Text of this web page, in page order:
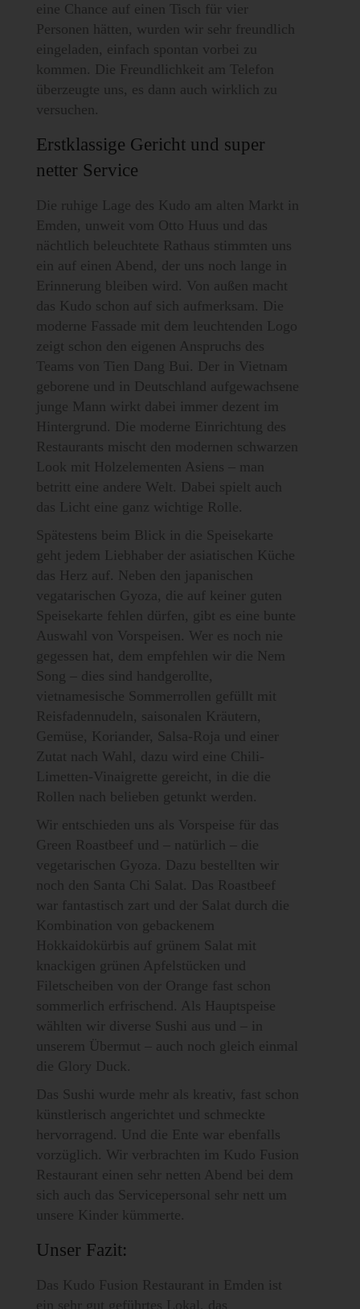
eine Chance auf einen Tisch für vier
Personen hätten, wurden wir sehr freundlich
eingeladen, einfach spontan vorbei zu
kommen. Die Freundlichkeit am Telefon
überzeugte uns, es dann auch wirklich zu
versuchen.
Erstklassige Gericht und super
netter Service
Die ruhige Lage des Kudo am alten Markt in
Emden, unweit vom Otto Huus und das
nächtlich beleuchtete Rathaus stimmten uns
ein auf einen Abend, der uns noch lange in
Erinnerung bleiben wird. Von außen macht
das Kudo schon auf sich aufmerksam. Die
moderne Fassade mit dem leuchtenden Logo
zeigt schon den eigenen Anspruchs des
Teams von Tien Dang Bui. Der in Vietnam
geborene und in Deutschland aufgewachsene
junge Mann wirkt dabei immer dezent im
Hintergrund. Die moderne Einrichtung des
Restaurants mischt den modernen schwarzen
Look mit Holzelementen Asiens – man
betritt eine andere Welt. Dabei spielt auch
das Licht eine ganz wichtige Rolle.
Spätestens beim Blick in die Speisekarte
geht jedem Liebhaber der asiatischen Küche
das Herz auf. Neben den japanischen
vegatarischen Gyoza, die auf keiner guten
Speisekarte fehlen dürfen, gibt es eine bunte
Auswahl von Vorspeisen. Wer es noch nie
gegessen hat, dem empfehlen wir die Nem
Song – dies sind handgerollte,
vietnamesische Sommerrollen gefüllt mit
Reisfadennudeln, saisonalen Kräutern,
Gemüse, Koriander, Salsa-Roja und einer
Zutat nach Wahl, dazu wird eine Chili-
Limetten-Vinaigrette gereicht, in die die
Rollen nach belieben getunkt werden.
Wir entschieden uns als Vorspeise für das
Green Roastbeef und – natürlich – die
vegetarischen Gyoza. Dazu bestellten wir
noch den Santa Chi Salat. Das Roastbeef
war fantastisch zart und der Salat durch die
Kombination von gebackenem
Hokkaidokürbis auf grünem Salat mit
knackigen grünen Apfelstücken und
Filetscheiben von der Orange fast schon
sommerlich erfrischend. Als Hauptspeise
wählten wir diverse Sushi aus und – in
unserem Übermut – auch noch gleich einmal
die Glory Duck.
Das Sushi wurde mehr als kreativ, fast schon
künstlerisch angerichtet und schmeckte
hervorragend. Und die Ente war ebenfalls
vorzüglich. Wir verbrachten im Kudo Fusion
Restaurant einen sehr netten Abend bei dem
sich auch das Servicepersonal sehr nett um
unsere Kinder kümmerte.
Unser Fazit:
Das Kudo Fusion Restaurant in Emden ist
ein sehr gut geführtes Lokal, das